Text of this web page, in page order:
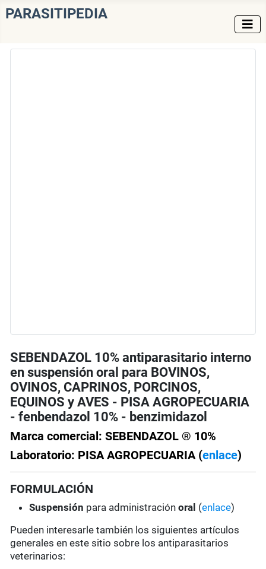
PARASITIPEDIA
SEBENDAZOL 10% antiparasitario interno
en suspensión oral para BOVINOS,
OVINOS, CAPRINOS, PORCINOS,
EQUINOS y AVES - PISA AGROPECUARIA
- fenbendazol 10% - benzimidazol
Marca comercial: SEBENDAZOL ® 10%
Laboratorio: PISA AGROPECUARIA (enlace)
FORMULACIÓN
Suspensión para administraciónoral (enlace)
Pueden interesarle también los siguientes artículos
generales en este sitio sobre los antiparasitarios
veterinarios: